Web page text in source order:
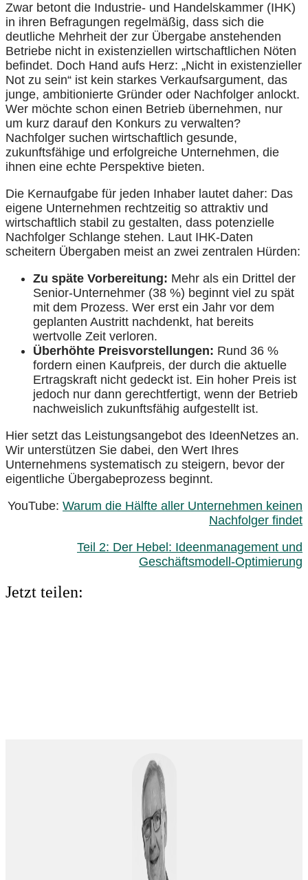
Zwar betont die Industrie- und Handelskammer (IHK)
in ihren Befragungen regelmäßig, dass sich die
deutliche Mehrheit der zur Übergabe anstehenden
Betriebe nicht in existenziellen wirtschaftlichen Nöten
befindet. Doch Hand aufs Herz: „Nicht in existenzieller
Not zu sein“ ist kein starkes Verkaufsargument, das
junge, ambitionierte Gründer oder Nachfolger anlockt.
Wer möchte schon einen Betrieb übernehmen, nur
um kurz darauf den Konkurs zu verwalten?
Nachfolger suchen wirtschaftlich gesunde,
zukunftsfähige und erfolgreiche Unternehmen, die
ihnen eine echte Perspektive bieten.
Die Kernaufgabe für jeden Inhaber lautet daher: Das
eigene Unternehmen rechtzeitig so attraktiv und
wirtschaftlich stabil zu gestalten, dass potenzielle
Nachfolger Schlange stehen. Laut IHK-Daten
scheitern Übergaben meist an zwei zentralen Hürden:
Zu späte Vorbereitung: Mehr als ein Drittel der
Senior-Unternehmer (38 %) beginnt viel zu spät
mit dem Prozess. Wer erst ein Jahr vor dem
geplanten Austritt nachdenkt, hat bereits
wertvolle Zeit verloren.
Überhöhte Preisvorstellungen: Rund 36 %
fordern einen Kaufpreis, der durch die aktuelle
Ertragskraft nicht gedeckt ist. Ein hoher Preis ist
jedoch nur dann gerechtfertigt, wenn der Betrieb
nachweislich zukunftsfähig aufgestellt ist.
Hier setzt das Leistungsangebot des IdeenNetzes an.
Wir unterstützen Sie dabei, den Wert Ihres
Unternehmens systematisch zu steigern, bevor der
eigentliche Übergabeprozess beginnt.
YouTube: Warum die Hälfte aller Unternehmen keinen
Nachfolger findet
Teil 2: Der Hebel: Ideenmanagement und
Geschäftsmodell-Optimierung
Jetzt teilen: